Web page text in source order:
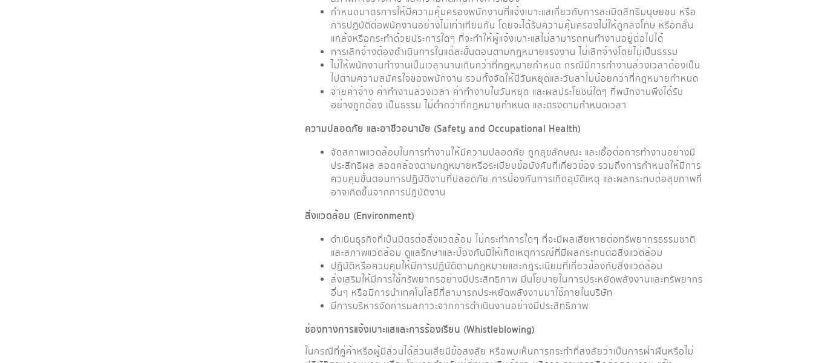
กำหนดมาตรการให้มีความคุ้มครองพนักงานที่แจ้งเบาะแสเกี่ยวกับการละเมิดสิทธิมนุษยชน หรือ
การปฏิบัติต่อพนักงานอย่างไม่เท่าเทียมกัน โดยจะได้รับความคุ้มครองไม่ให้ถูกลงโทษ หรือกลั่น
แกล้งหรือกระทำด้วยประการใดๆ ที่จะทำให้ผู้แจ้งเบาะแสไม่สามารถทนทำงานอยู่ต่อไปได้
การเลิกจ้างต้องดำเนินการในแต่ละขั้นตอนตามกฎหมายแรงงาน ไม่เลิกจ้างโดยไม่เป็นธรรม
ไม่ให้พนักงานทำงานเป็นเวลานานเกินกว่าที่กฎหมายกำหนด กรณีมีการทำงานล่วงเวลาต้องเป็น
ไปตามความสมัครใจของพนักงาน รวมทั้งจัดให้มีวันหยุดและวันลาไม่น้อยกว่าที่กฎหมายกำหนด
จ่ายค่าจ้าง ค่าทำงานล่วงเวลา ค่าทำงานในวันหยุด และผลประโยชน์ใดๆ ที่พนักงานพึงได้รับ
อย่างถูกต้อง เป็นธรรม ไม่ต่ำกว่าที่กฎหมายกำหนด และตรงตามกำหนดเวลา
ความปลอดภัย และอาชีวอนามัย (Safety and Occupational Health)
จัดสภาพแวดล้อมในการทำงานให้มีความปลอดภัย ถูกสุขลักษณะ และเอื้อต่อการทำงานอย่างมี
ประสิทธิผล สอดคล้องตามกฎหมายหรือระเบียบข้อบังคับที่เกี่ยวข้อง รวมถึงการกำหนดให้มีการ
ควบคุมขั้นตอนการปฏิบัติงานที่ปลอดภัย การป้องกันการเกิดอุบัติเหตุ และผลกระทบต่อสุขภาพที่
อาจเกิดขึ้นจากการปฏิบัติงาน
สิ่งแวดล้อม (Environment)
ดำเนินธุรกิจที่เป็นมิตรต่อสิ่งแวดล้อม ไม่กระทำการใดๆ ที่จะมีผลเสียหายต่อทรัพยากรธรรมชาติ
และสภาพแวดล้อม ดูแลรักษาและป้องกันมิให้เกิดเหตุการณ์ที่มีผลกระทบต่อสิ่งแวดล้อม
ปฏิบัติหรือควบคุมให้มีการปฏิบัติตามกฎหมายและกฎระเบียบที่เกี่ยวข้องกับสิ่งแวดล้อม
ส่งเสริมให้มีการใช้ทรัพยากรอย่างมีประสิทธิภาพ มีนโยบายในการประหยัดพลังงานและทรัพยากร
อื่นๆ หรือมีการนำเทคโนโลยีที่สามารถประหยัดพลังงานมาใช้ภายในบริษัท
มีการบริหารจัดการมลภาวะจากการดำเนินงานอย่างมีประสิทธิภาพ
ช่องทางการแจ้งเบาะแสและการร้องเรียน (Whistleblowing)
ในกรณีที่คู่ค้าหรือผู้มีส่วนได้ส่วนเสียมีข้อสงสัย หรือพบเห็นการกระทำที่สงสัยว่าเป็นการฝ่าฝืนหรือไม่